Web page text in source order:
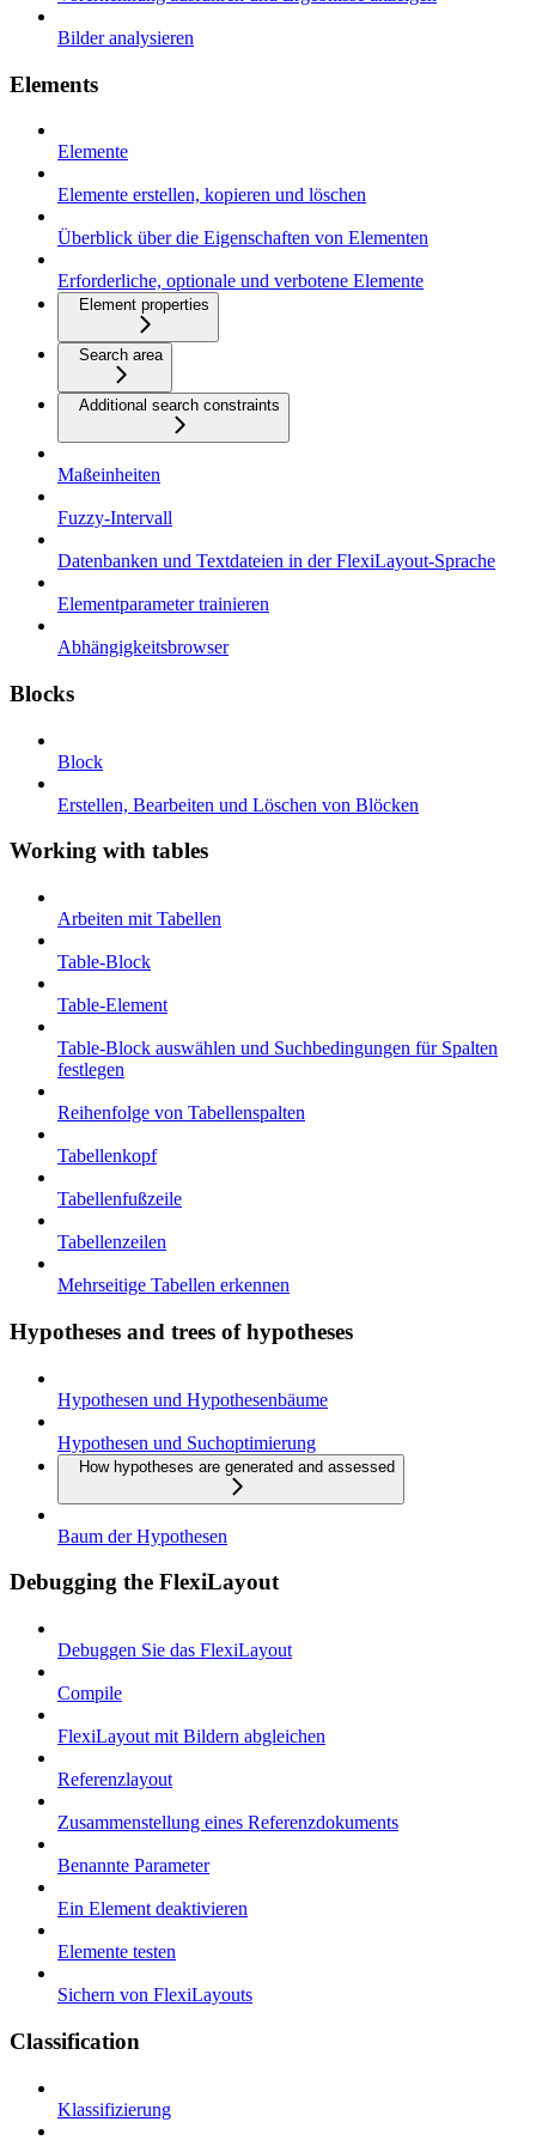
Bilder analysieren
Elements
Elemente
Elemente erstellen, kopieren und löschen
Überblick über die Eigenschaften von Elementen
Erforderliche, optionale und verbotene Elemente
Element properties
Search area
Additional search constraints
Maßeinheiten
Fuzzy-Intervall
Datenbanken und Textdateien in der FlexiLayout-Sprache
Elementparameter trainieren
Abhängigkeitsbrowser
Blocks
Block
Erstellen, Bearbeiten und Löschen von Blöcken
Working with tables
Arbeiten mit Tabellen
Table-Block
Table-Element
Table-Block auswählen und Suchbedingungen für Spalten
festlegen
Reihenfolge von Tabellenspalten
Tabellenkopf
Tabellenfußzeile
Tabellenzeilen
Mehrseitige Tabellen erkennen
Hypotheses and trees of hypotheses
Hypothesen und Hypothesenbäume
Hypothesen und Suchoptimierung
How hypotheses are generated and assessed
Baum der Hypothesen
Debugging the FlexiLayout
Debuggen Sie das FlexiLayout
Compile
FlexiLayout mit Bildern abgleichen
Referenzlayout
Zusammenstellung eines Referenzdokuments
Benannte Parameter
Ein Element deaktivieren
Elemente testen
Sichern von FlexiLayouts
Classification
Klassifizierung